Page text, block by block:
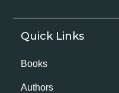
Quick Links
Books
Authors